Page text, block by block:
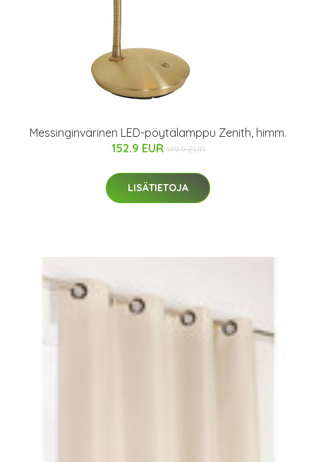
Messinginvärinen LED-pöytälamppu Zenith, himm.
152.9 EUR 179.9 EUR
LISÄTIETOJA